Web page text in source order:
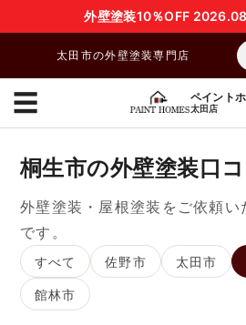
外壁塗装10％OFF
太田市の外壁塗装専門店
ペイント
太田店
☰
桐生市の外壁塗装口
外壁塗装・屋根塗装をご依頼い
です。
すべて 佐野市 太田市
館林市